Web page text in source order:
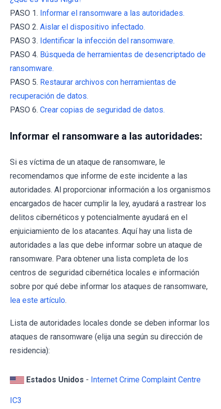
PASO 1. Informar el ransomware a las autoridades.
PASO 2. Aislar el dispositivo infectado.
PASO 3. Identificar la infección del ransomware.
PASO 4. Búsqueda de herramientas de desencriptado de
ransomware.
PASO 5. Restaurar archivos con herramientas de
recuperación de datos.
PASO 6. Crear copias de seguridad de datos.
Informar el ransomware a las autoridades:
Si es víctima de un ataque de ransomware, le
recomendamos que informe de este incidente a las
autoridades. Al proporcionar información a los organismos
encargados de hacer cumplir la ley, ayudará a rastrear los
delitos cibernéticos y potencialmente ayudará en el
enjuiciamiento de los atacantes. Aquí hay una lista de
autoridades a las que debe informar sobre un ataque de
ransomware. Para obtener una lista completa de los
centros de seguridad cibernética locales e información
sobre por qué debe informar los ataques de ransomware,
lea este artículo.
Lista de autoridades locales donde se deben informar los
ataques de ransomware (elija una según su dirección de
residencia):
Estados Unidos - Internet Crime Complaint Centre
IC3